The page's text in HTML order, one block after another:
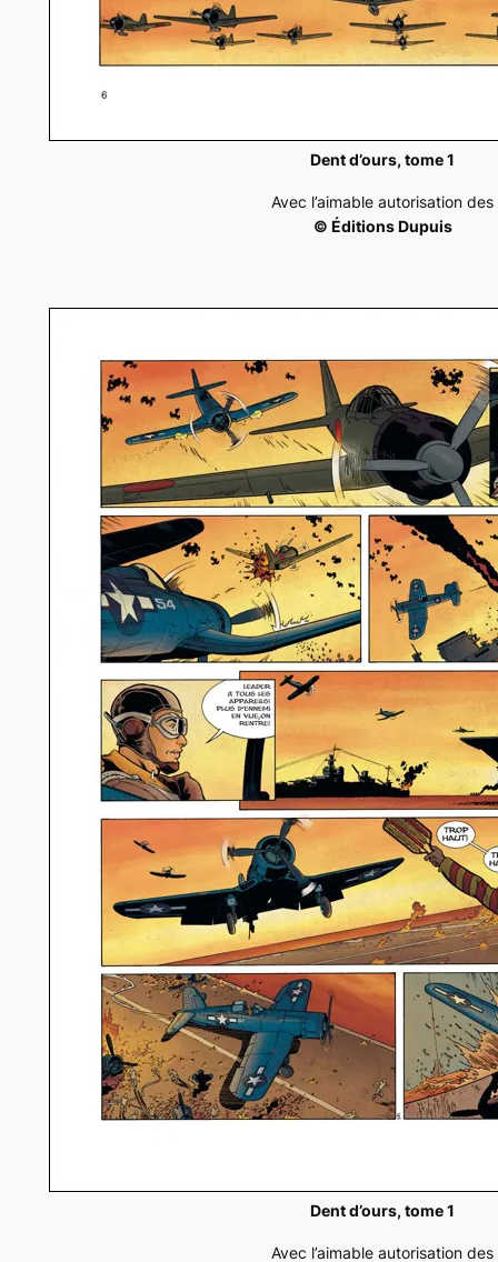
Dent d’ours, tome 1
Avec l’aimable autorisation des
© Éditions Dupuis
Dent d’ours, tome 1
Avec l’aimable autorisation des